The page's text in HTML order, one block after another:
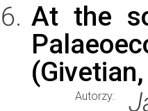
At the
Autorzy: